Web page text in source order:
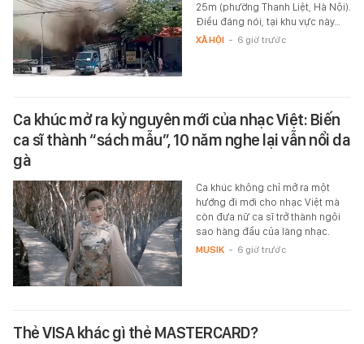
25m (phường Thanh Liệt, Hà Nội).
Điều đáng nói, tại khu vực này…
XÃ HỘI - 6 giờ trước
Ca khúc mở ra kỷ nguyên mới của nhạc Việt: Biến
ca sĩ thành “sách mẫu”, 10 năm nghe lại vẫn nổi da
gà
Ca khúc không chỉ mở ra một
hướng đi mới cho nhạc Việt mà
còn đưa nữ ca sĩ trở thành ngôi
sao hàng đầu của làng nhạc.
MUSIK - 6 giờ trước
Thẻ VISA khác gì thẻ MASTERCARD?